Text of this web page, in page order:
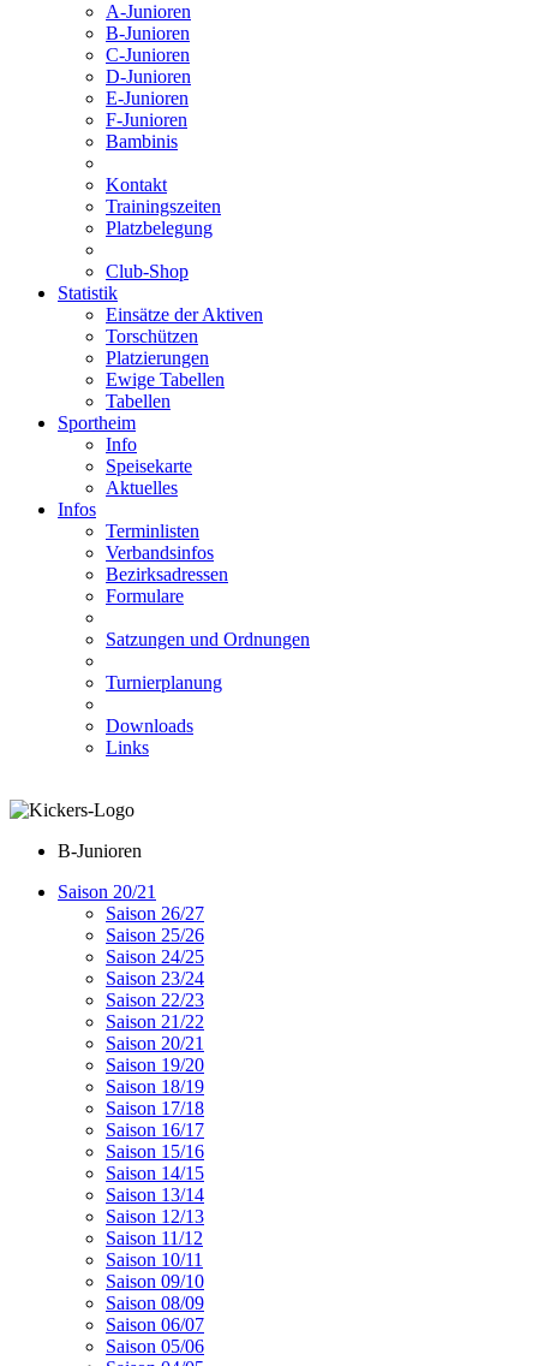
A-Junioren
B-Junioren
C-Junioren
D-Junioren
E-Junioren
F-Junioren
Bambinis
Kontakt
Trainingszeiten
Platzbelegung
Club-Shop
Statistik
Einsätze der Aktiven
Torschützen
Platzierungen
Ewige Tabellen
Tabellen
Sportheim
Info
Speisekarte
Aktuelles
Infos
Terminlisten
Verbandsinfos
Bezirksadressen
Formulare
Satzungen und Ordnungen
Turnierplanung
Downloads
Links
B-Junioren
Saison 20/21
Saison 26/27
Saison 25/26
Saison 24/25
Saison 23/24
Saison 22/23
Saison 21/22
Saison 20/21
Saison 19/20
Saison 18/19
Saison 17/18
Saison 16/17
Saison 15/16
Saison 14/15
Saison 13/14
Saison 12/13
Saison 11/12
Saison 10/11
Saison 09/10
Saison 08/09
Saison 06/07
Saison 05/06